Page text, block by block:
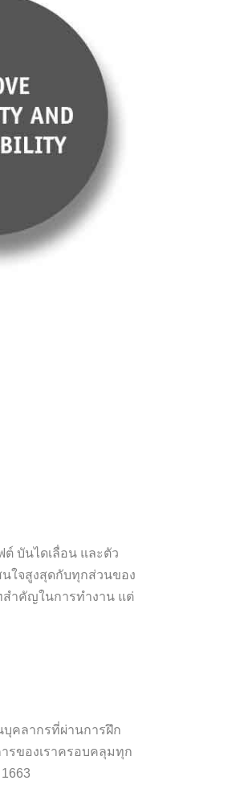
บันไดเลื่อน และตัว
ใจสูงสุดกับทุกส่วนของ
สำคัญในการทำงาน แต่
บุคลากรที่ผ่านการฝึก
รของเราครอบคลุมทุก